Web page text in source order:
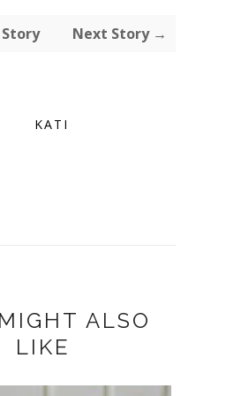
Next Story →
KATI
ALSO
LIKE